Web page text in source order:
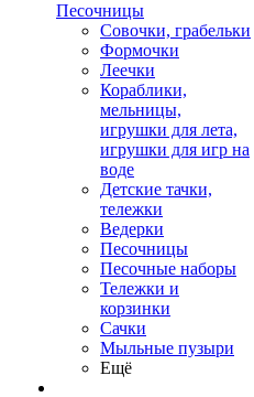
Песочницы
Совочки, грабельки
Формочки
Леечки
Кораблики,
мельницы,
игрушки для лета,
игрушки для игр на
воде
Детские тачки,
тележки
Ведерки
Песочницы
Песочные наборы
Тележки и
корзинки
Сачки
Мыльные пузыри
Ещё